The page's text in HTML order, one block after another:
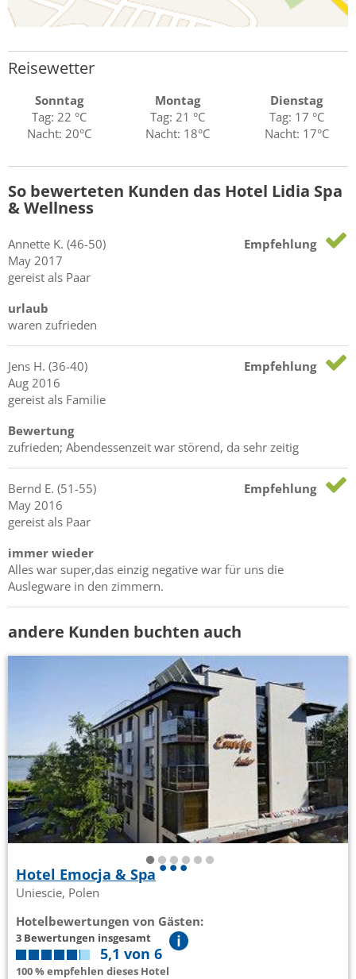
Reisewetter
Sonntag
Tag: 22 °C
Nacht: 20°C
Montag
Tag: 21 °C
Nacht: 18°C
Dienstag
Tag: 17 °C
Nacht: 17°C
So bewerteten Kunden das Hotel Lidia Spa
& Wellness
Annette K. (46-50)
May 2017
gereist als Paar
Empfehlung
urlaub
waren zufrieden
Jens H. (36-40)
Aug 2016
gereist als Familie
Empfehlung
Bewertung
zufrieden; Abendessenzeit war störend, da sehr zeitig
Bernd E. (51-55)
May 2016
gereist als Paar
Empfehlung
immer wieder
Alles war super,das einzig negative war für uns die
Auslegware in den zimmern.
andere Kunden buchten auch
Hotel Emocja & Spa
Uniescie, Polen
Hotelbewertungen von Gästen:
3 Bewertungen insgesamt
5,1 von 6
100 % empfehlen dieses Hotel